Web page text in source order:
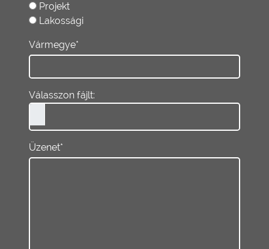
Projekt
Lakossági
Vármegye*
Válasszon fájlt:
Üzenet*